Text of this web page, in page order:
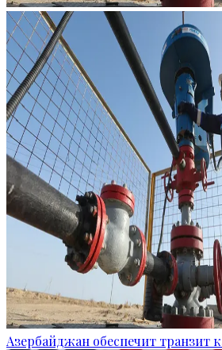
Азербайджан обеспечит транзит